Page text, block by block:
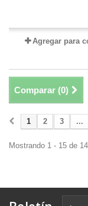
Agregar para
Comparar (0)
1 2 3 ...
Mostrando 1 - 15 de